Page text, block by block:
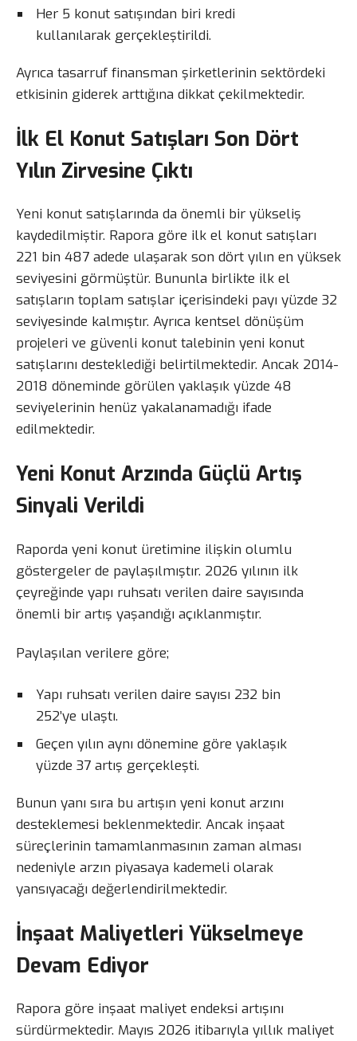
Her 5 konut satışından biri kredi
kullanılarak gerçekleştirildi.
Ayrıca tasarruf finansman şirketlerinin sektördeki
etkisinin giderek arttığına dikkat çekilmektedir.
İlk El Konut Satışları Son Dört
Yılın Zirvesine Çıktı
Yeni konut satışlarında da önemli bir yükseliş
kaydedilmiştir. Rapora göre ilk el konut satışları
221 bin 487 adede ulaşarak son dört yılın en yüksek
seviyesini görmüştür. Bununla birlikte ilk el
satışların toplam satışlar içerisindeki payı yüzde 32
seviyesinde kalmıştır. Ayrıca kentsel dönüşüm
projeleri ve güvenli konut talebinin yeni konut
satışlarını desteklediği belirtilmektedir. Ancak 2014-
2018 döneminde görülen yaklaşık yüzde 48
seviyelerinin henüz yakalanamadığı ifade
edilmektedir.
Yeni Konut Arzında Güçlü Artış
Sinyali Verildi
Raporda yeni konut üretimine ilişkin olumlu
göstergeler de paylaşılmıştır. 2026 yılının ilk
çeyreğinde yapı ruhsatı verilen daire sayısında
önemli bir artış yaşandığı açıklanmıştır.
Paylaşılan verilere göre;
Yapı ruhsatı verilen daire sayısı 232 bin
252’ye ulaştı.
Geçen yılın aynı dönemine göre yaklaşık
yüzde 37 artış gerçekleşti.
Bunun yanı sıra bu artışın yeni konut arzını
desteklemesi beklenmektedir. Ancak inşaat
süreçlerinin tamamlanmasının zaman alması
nedeniyle arzın piyasaya kademeli olarak
yansıyacağı değerlendirilmektedir.
İnşaat Maliyetleri Yükselmeye
Devam Ediyor
Rapora göre inşaat maliyet endeksi artışını
sürdürmektedir. Mayıs 2026 itibarıyla yıllık maliyet